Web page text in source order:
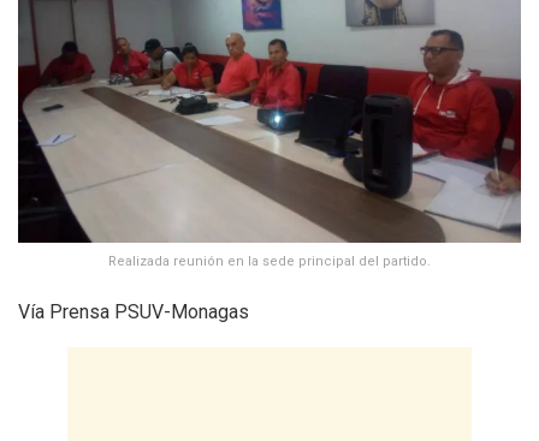
Realizada reunión en la sede principal del partido.
Vía Prensa PSUV-Monagas